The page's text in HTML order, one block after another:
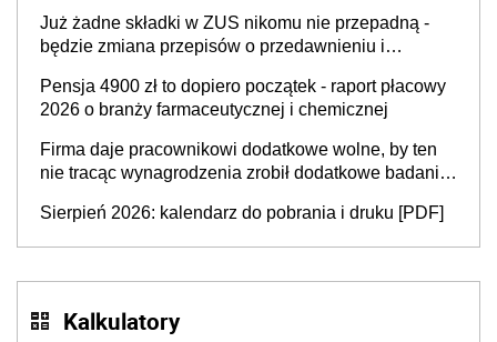
Już żadne składki w ZUS nikomu nie przepadną -
będzie zmiana przepisów o przedawnieniu i
Pensja 4900 zł to dopiero początek - raport płacowy
2026 o branży farmaceutycznej i chemicznej
Firma daje pracownikowi dodatkowe wolne, by ten
nie tracąc wynagrodzenia zrobił dodatkowe badania.
Sierpień 2026: kalendarz do pobrania i druku [PDF]
Kalkulatory